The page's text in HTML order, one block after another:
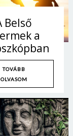
Belső
a
TOVÁBB
OLVASOM